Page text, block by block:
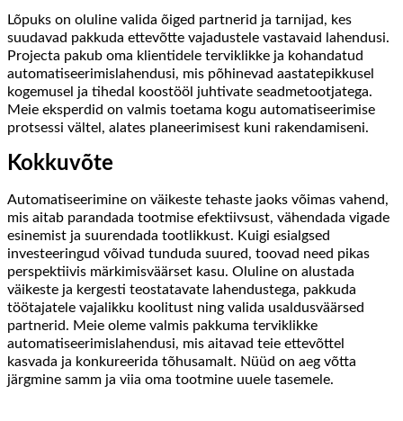
Lõpuks on oluline valida õiged partnerid ja tarnijad, kes
suudavad pakkuda ettevõtte vajadustele vastavaid lahendusi.
Projecta pakub oma klientidele terviklikke ja kohandatud
automatiseerimislahendusi, mis põhinevad aastatepikkusel
kogemusel ja tihedal koostööl juhtivate seadmetootjatega.
Meie eksperdid on valmis toetama kogu automatiseerimise
protsessi vältel, alates planeerimisest kuni rakendamiseni.
Kokkuvõte
Automatiseerimine on väikeste tehaste jaoks võimas vahend,
mis aitab parandada tootmise efektiivsust, vähendada vigade
esinemist ja suurendada tootlikkust. Kuigi esialgsed
investeeringud võivad tunduda suured, toovad need pikas
perspektiivis märkimisväärset kasu. Oluline on alustada
väikeste ja kergesti teostatavate lahendustega, pakkuda
töötajatele vajalikku koolitust ning valida usaldusväärsed
partnerid. Meie oleme valmis pakkuma terviklikke
automatiseerimislahendusi, mis aitavad teie ettevõttel
kasvada ja konkureerida tõhusamalt. Nüüd on aeg võtta
järgmine samm ja viia oma tootmine uuele tasemele.